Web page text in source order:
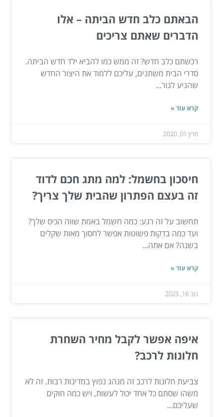
הבאתם כלב חדש הביתה – אלו
הדברים שאתם צריכים
רכשתם כלב חדש? זה ממש כמו להביא ילד חדש הביתה.
סדרי הבית משתנים, עליכם ללמוד את היצור החדש
שהגיע לגור...
קרא עוד »
מרץ 01, 2020
חיסכון בחשמל: למה מתג חכם לדוד
זה בעצם הפתרון שהבית שלך צריך?
תחשוב על זה רגע: כמה חשמל באמת שווה הכיס שלך?
ועד כמה בדקות פשוטות אפשר לחסוך מאות שקלים
בשנה? אם אתה...
קרא עוד »
נוב 16, 2025
איפה אפשר לקבל מחיר השחרת
חלונות לרכב?
צביעת חלונות לרכב זה מנהג נפוץ במדינות רבות. זה לא
משהו שסתם כל אחד יכול לעשות, ויש כמה חוקים
שעליכם...